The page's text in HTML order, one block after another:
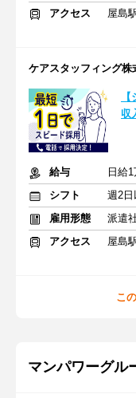
アクセス
屋島
ケアスタッフィング株
収
給与
日給
シフト
雇用形態
派遣
アクセス
屋島
こ
マンパワーグル